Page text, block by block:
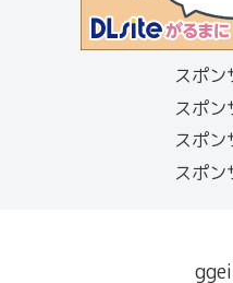
スポン
スポン
スポン
スポン